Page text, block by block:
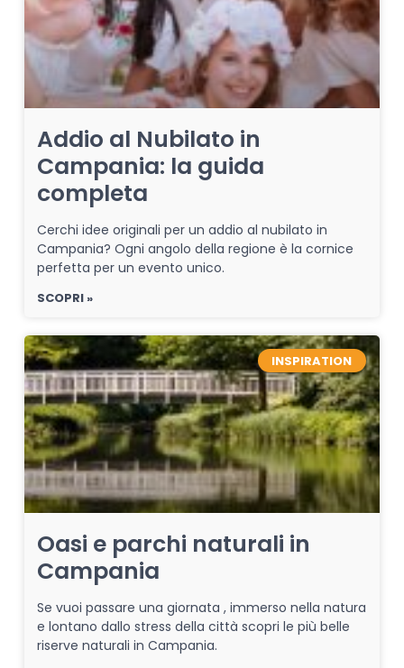
Addio al Nubilato in
Campania: la guida
completa
Cerchi idee originali per un addio al nubilato in
Campania? Ogni angolo della regione è la cornice
perfetta per un evento unico.
SCOPRI »
INSPIRATION
Oasi e parchi naturali in
Campania
Se vuoi passare una giornata , immerso nella natura
e lontano dallo stress della città scopri le più belle
riserve naturali in Campania.